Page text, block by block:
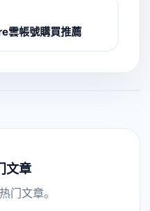
雲帳號購買推薦
文章
门文章。